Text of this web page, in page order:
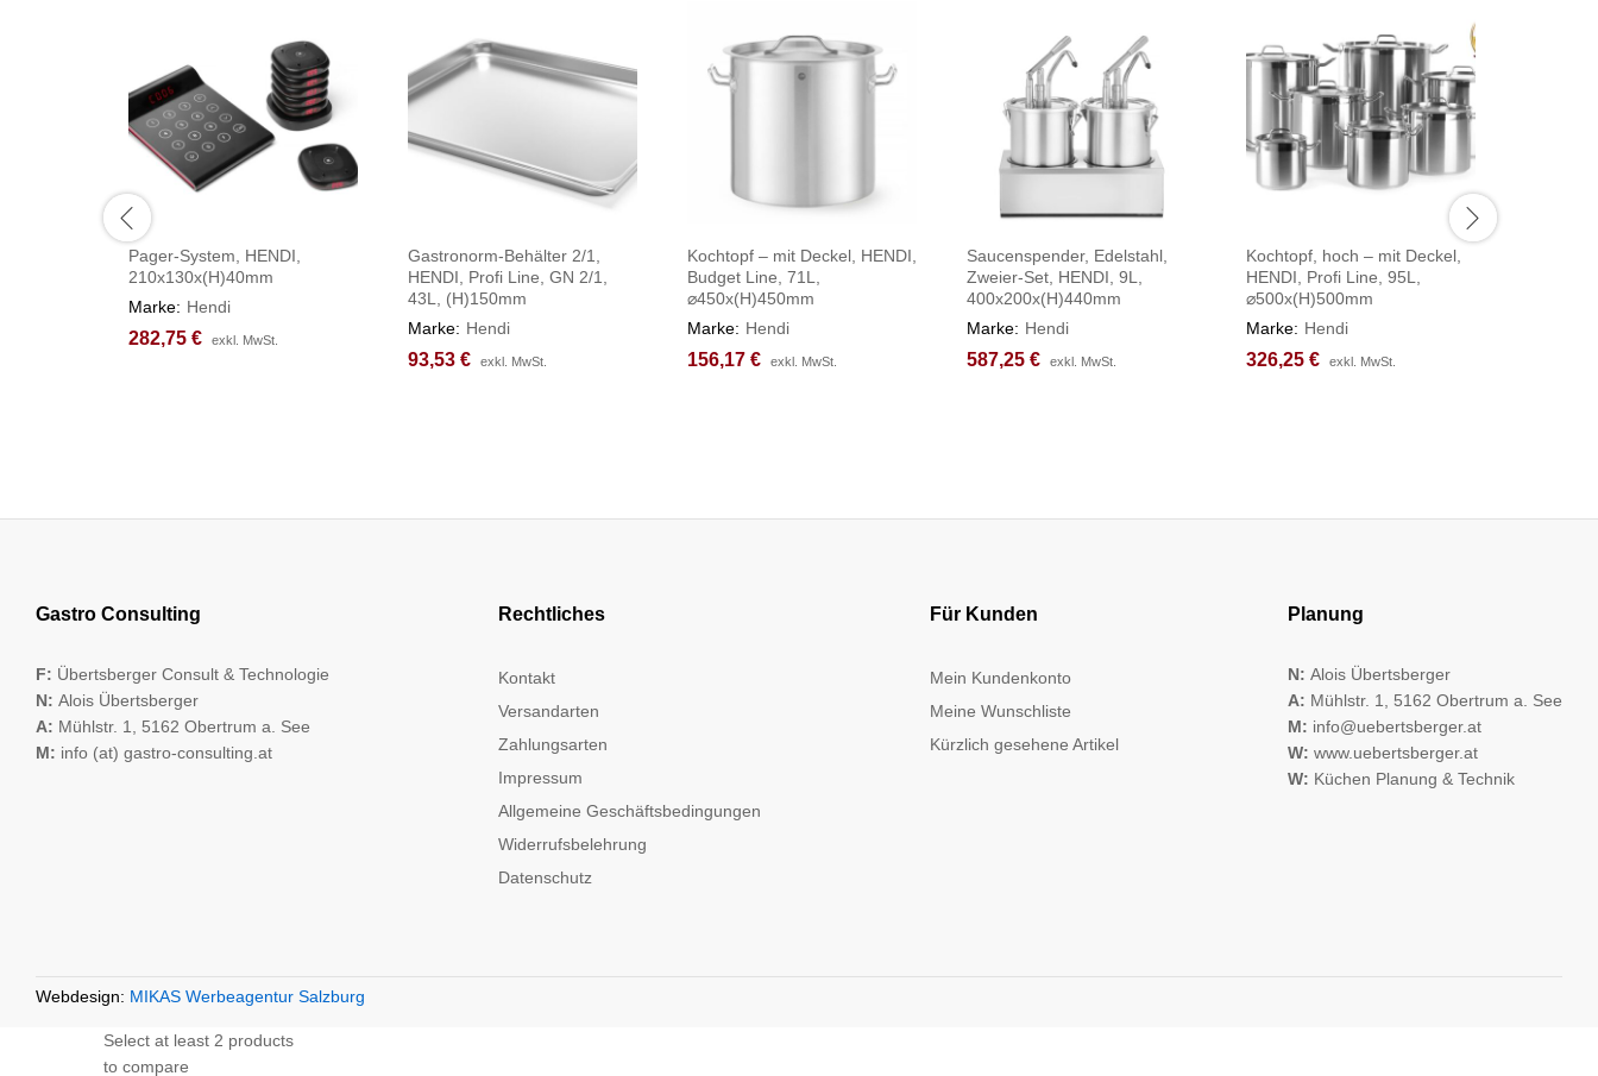
Pager-System, HENDI,
210x130x(H)40mm
Marke: Hendi
282,75 € exkl. MwSt.
282,75 € exkl. MwSt.
Gastronorm-Behälter 2/1,
HENDI, Profi Line, GN 2/1,
43L, (H)150mm
Marke: Hendi
93,53 € exkl. MwSt.
93,53 € exkl. MwSt.
Kochtopf – mit Deckel, HENDI,
Budget Line, 71L,
⌀450x(H)450mm
Marke: Hendi
156,17 € exkl. MwSt.
156,17 € exkl. MwSt.
Saucenspender, Edelstahl,
Zweier-Set, HENDI, 9L,
400x200x(H)440mm
Marke: Hendi
587,25 € exkl. MwSt.
587,25 € exkl. MwSt.
Kochtopf, hoch – mit Deckel,
HENDI, Profi Line, 95L,
⌀500x(H)500mm
Marke: Hendi
326,25 € exkl. MwSt.
326,25 € exkl. MwSt.
Gastro Consulting
F: Übertsberger Consult & Technologie
N: Alois Übertsberger
A: Mühlstr. 1, 5162 Obertrum a. See
M: info (at) gastro-consulting.at
Rechtliches
Kontakt
Versandarten
Zahlungsarten
Impressum
Allgemeine Geschäftsbedingungen
Widerrufsbelehrung
Datenschutz
Für Kunden
Mein Kundenkonto
Meine Wunschliste
Kürzlich gesehene Artikel
Planung
N: Alois Übertsberger
A: Mühlstr. 1, 5162 Obertrum a. See
M: info@uebertsberger.at
W: www.uebertsberger.at
W: Küchen Planung & Technik
Webdesign: MIKAS Werbeagentur Salzburg
Select at least 2 products
to compare